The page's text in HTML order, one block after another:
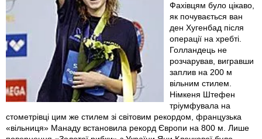
Фахівцям було цікаво,
як почувається ван
ден Хугенбад після
операції на хребті.
Голландець не
розчарував, вигравши
заплив на 200 м
вільним стилем.
Німкеня Штефен
тріумфувала на
стометрівці цим же стилем зі світовим рекордом, французька
«вільниця» Манаду встановила рекорд Європи на 800 м. Лише